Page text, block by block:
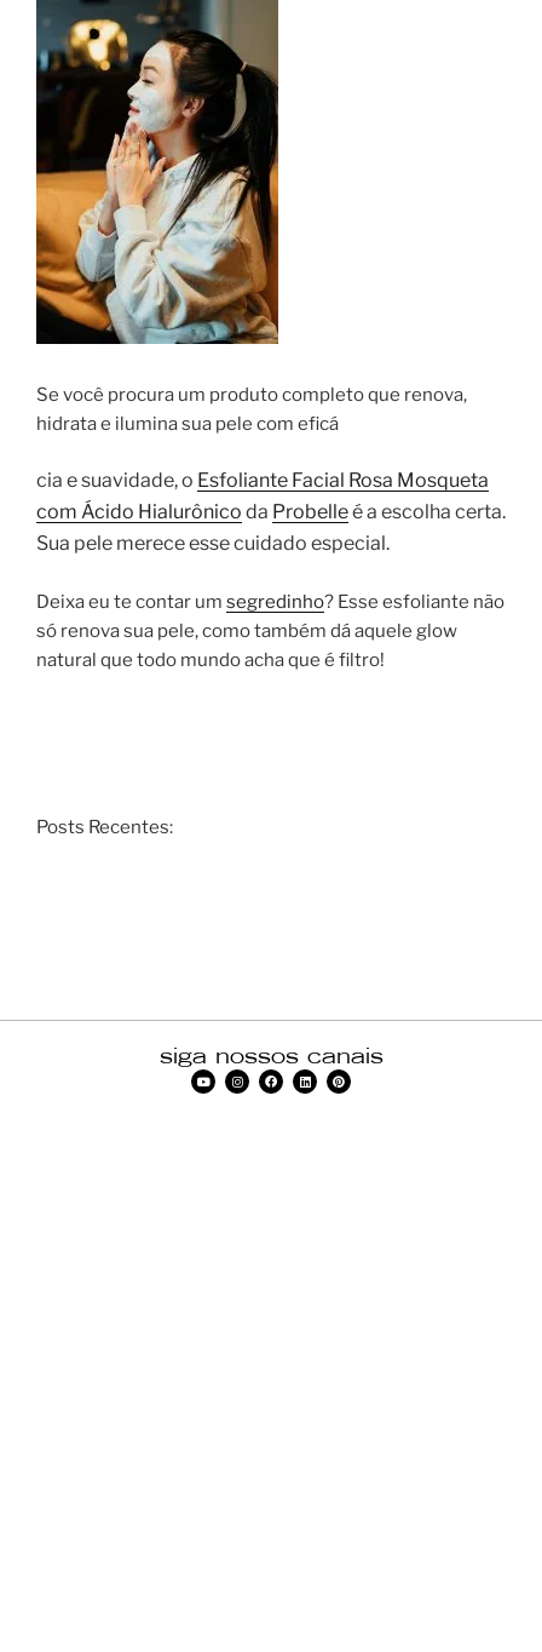
Se você procura um produto completo que renova,
hidrata e ilumina sua pele com eficá
cia e suavidade, o Esfoliante Facial Rosa Mosqueta
com Ácido Hialurônico da Probelleé a escolha certa.
Sua pele merece esse cuidado especial.
Deixa eu te contar um segredinho? Esse esfoliante não
só renova sua pele, como também dá aquele glow
natural que todo mundo acha que é filtro!
Posts Recentes:
siga nossos canais